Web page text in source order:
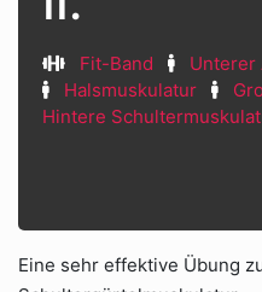
Fit-Band
Unterer
Halsmuskulatur
Hintere
Eine sehr effektive Übung